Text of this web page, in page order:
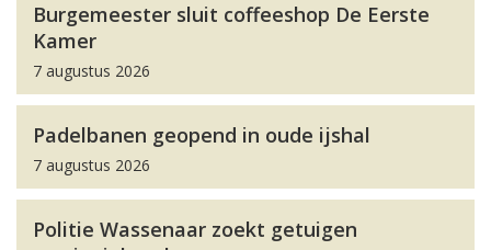
Burgemeester sluit coffeeshop De Eerste
Kamer
7 augustus 2026
Padelbanen geopend in oude ijshal
7 augustus 2026
Politie Wassenaar zoekt getuigen